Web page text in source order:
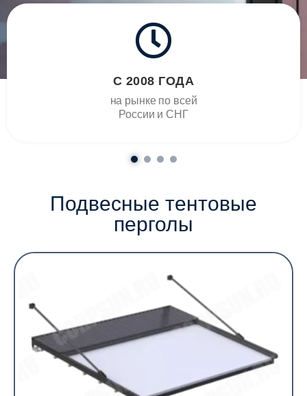
С 2008 ГОДА
на рынке по всей
России и СНГ
Подвесные тентовые
перголы